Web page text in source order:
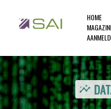
HOME
insights